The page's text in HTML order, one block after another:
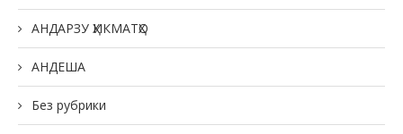
АНДАРЗУ ҲИКМАТҲО
АНДЕША
Без рубрики